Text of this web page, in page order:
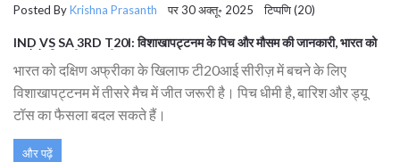
Posted ByKrishna Prasanth पर 30 अक्तू॰ 2025 टिप्पणि (20)
IND VS SA 3RD T20I: विशाखापट्टनम के पिच और मौसम की जानकारी, भारत को
भारत को दक्षिण अफ्रीका के खिलाफ टी20आई सीरीज़ में बचने के लिए
विशाखापट्टनम में तीसरे मैच में जीत जरूरी है। पिच धीमी है, बारिश और ड्यू
टॉस का फैसला बदल सकते हैं।
और पढ़ें